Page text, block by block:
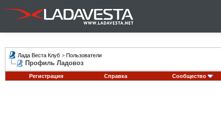
Лада Веста Клуб > Пользователи
Профиль Ладовоз
Регистрация Справка Сообщество